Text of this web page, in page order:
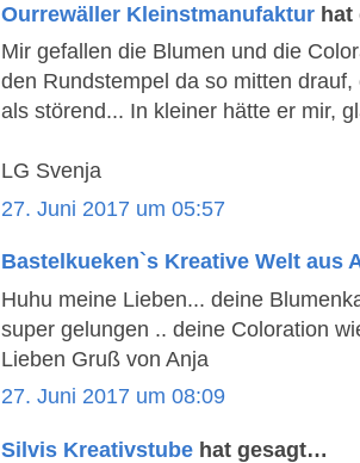
Ourrewäller Kleinstmanufaktur
Mir gefallen die Blumen und die
den Rundstempel da so mitten
als störend... In kleiner hätte er mir,
LG Svenja
27. Juni 2017 um 05:57
Bastelkueken`s Kreative Welt aus
Huhu meine Lieben... deine
super gelungen .. deine Coloration
Lieben Gruß von Anja
27. Juni 2017 um 08:09
Silvis Kreativstube hat gesagt…